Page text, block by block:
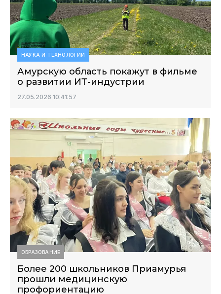
НАУКА И ТЕХНОЛОГИИ
Амурскую область покажут в фильме
о развитии ИТ-индустрии
27.05.2026 10:41:57
ОБРАЗОВАНИЕ
Более 200 школьников Приамурья
прошли медицинскую
профориентацию